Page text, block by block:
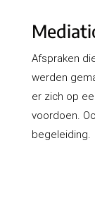
Afspraken
werden
er zich op
voordoen.
begeleiding.